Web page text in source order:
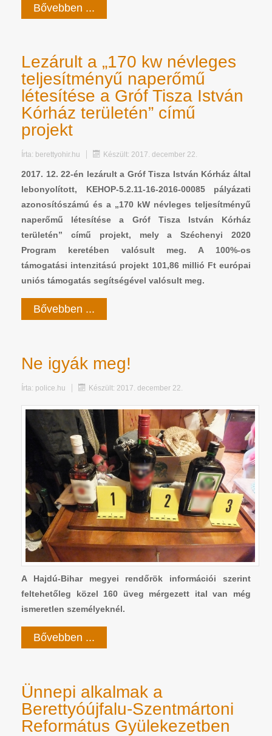
Bővebben ...
Lezárult a „170 kw névleges
teljesítményű naperőmű
létesítése a Gróf Tisza István
Kórház területén” című
projekt
Írta: berettyohir.hu Készült: 2017. december 22.
2017. 12. 22-én lezárult a Gróf Tisza István Kórház által
lebonyolított, KEHOP-5.2.11-16-2016-00085 pályázati
azonosítószámú és a „170 kW névleges teljesítményű
naperőmű létesítése a Gróf Tisza István Kórház
területén” című projekt, mely a Széchenyi 2020
Program keretében valósult meg. A 100%-os
támogatási intenzitású projekt 101,86 millió Ft európai
uniós támogatás segítségével valósult meg.
Bővebben ...
Ne igyák meg!
Írta: police.hu Készült: 2017. december 22.
A Hajdú-Bihar megyei rendőrök információi szerint
feltehetőleg közel 160 üveg mérgezett ital van még
ismeretlen személyeknél.
Bővebben ...
Ünnepi alkalmak a
Berettyóújfalu-Szentmártoni
Református Gyülekezetben